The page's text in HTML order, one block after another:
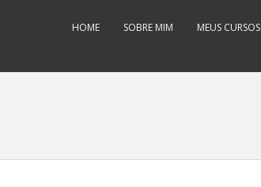
HOME SOBRE MIM MEUS CURSOS